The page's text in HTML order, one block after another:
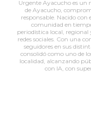
Urgente Ayacucho es un
de Ayacucho,
responsable. Nacido
comunidad en
periodística local,
redes sociales. Con una
seguidores en sus
consolidó como uno de
localidad, alcanzando
con IA, con